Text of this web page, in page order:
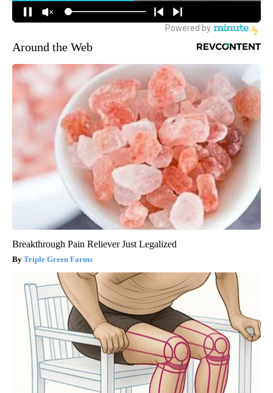
Around the Web
Breakthrough Pain Reliever Just Legalized
Triple Green Farms